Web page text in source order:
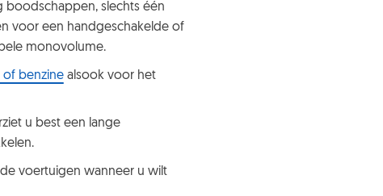
boodschappen, slechts één
voor een handgeschakelde of
monovolume.
of benzine alsook voor het
u best een lange
voertuigen wanneer u wilt